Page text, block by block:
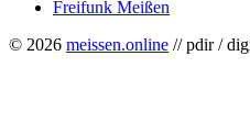
Freifunk Meißen
© 2026 meissen.online // pdir /